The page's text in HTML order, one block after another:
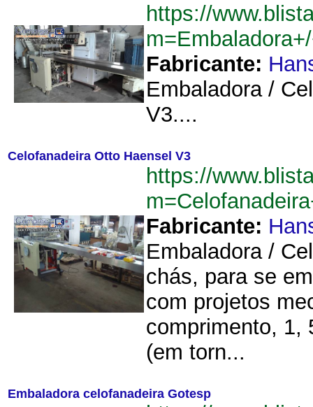
https://
Fabricante:
Embaladora /
V3....
Celofanadeira Otto Haensel V3
https://
Fabricante:
Embaladora /
chás, para se
com projetos
comprimento, 1,
(em torn...
Embaladora celofanadeira Gotesp